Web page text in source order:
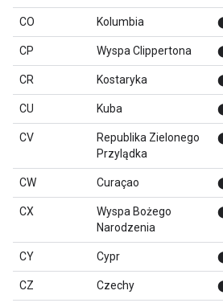
CO Kolumbia
CP Wyspa Clippertona
CR Kostaryka
CU Kuba
CV
Republika Zielonego
Przylądka
CW Curaçao
CX
Wyspa Bożego
Narodzenia
CY Cypr
CZ Czechy